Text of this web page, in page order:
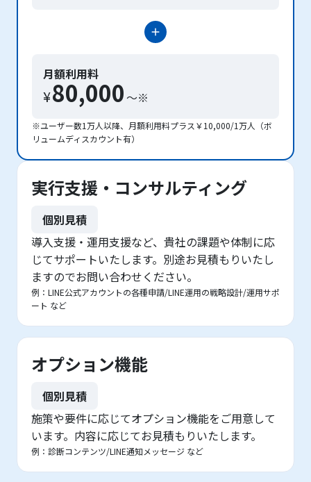
月額利用料
¥80,000 〜※
※ユーザー数1万人以降、月額利用料プラス￥10,000/1万人（ボ
リュームディスカウント有）
実行支援・コンサルティング
個別見積
導入支援・運用支援など、貴社の課題や体制に応
じてサポートいたします。別途お見積もりいたし
ますのでお問い合わせください。
例：LINE公式アカウントの各種申請/LINE運用の戦略設計/運用サポ
ート など
オプション機能
個別見積
施策や要件に応じてオプション機能をご用意して
います。内容に応じてお見積もりいたします。
例：診断コンテンツ/LINE通知メッセージ など